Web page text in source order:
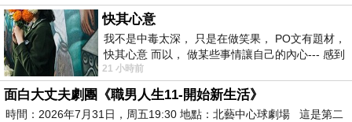
快其心意
我不是中毒太深， 只是在做笑果， PO文有題材，
快其心意 而以， 做某些事情讓自己的內心--- 感到
愉快。
21 小時前
面白大丈夫劇團《職男人生11-開始新生活》
時間：2026年7月31日，周五19:30 地點：北藝中心球劇場 這是第二